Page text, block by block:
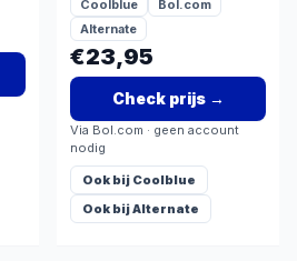
Coolblue
Bol.com
Alternate
€23,95
Check prijs→
Via Bol.com · geen account
nodig
Ook bij Coolblue
Ook bijAlternate